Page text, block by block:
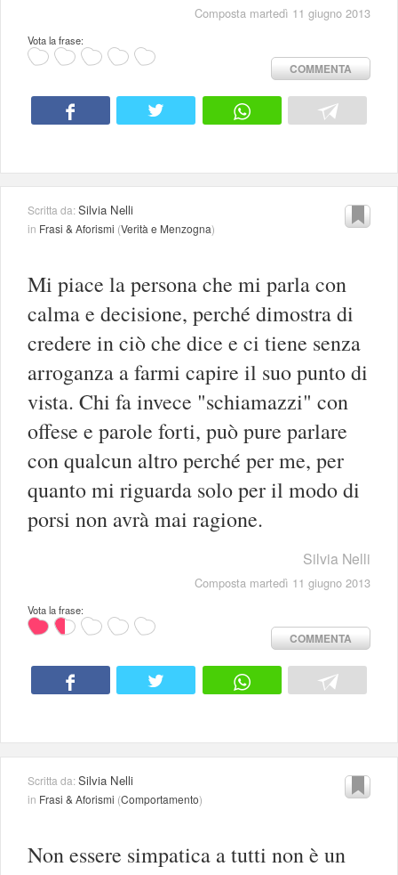
Composta martedì 11 giugno 2013
Vota la frase:
COMMENTA
Scritta da:Silvia Nelli
in Frasi & Aforismi (Verità e Menzogna)
Mi piace la persona che mi parla con
calma e decisione, perché dimostra di
credere in ciò che dice e ci tiene senza
arroganza a farmi capire il suo punto di
vista. Chi fa invece "schiamazzi" con
offese e parole forti, può pure parlare
con qualcun altro perché per me, per
quanto mi riguarda solo per il modo di
porsi non avrà mai ragione.
Silvia Nelli
Composta martedì 11 giugno 2013
Vota la frase:
COMMENTA
Scritta da:Silvia Nelli
in Frasi & Aforismi (Comportamento)
Non essere simpatica a tutti non è un